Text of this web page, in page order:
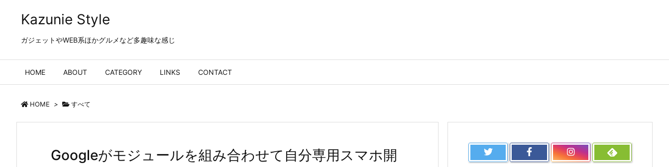
Kazunie Style
ガジェットやWEB系ほかグルメなど多趣味な感じ
HOME ABOUT CATEGORY LINKS CONTACT
HOME > すべて
Googleがモジュールを組み合わせて自分専用スマホ開